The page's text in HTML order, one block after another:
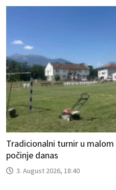
Tradicionalni turnir u
počinje danas
3. August 2026, 18:40